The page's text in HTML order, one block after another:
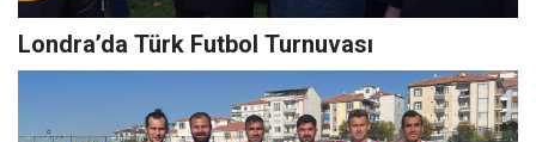
Londra’da Türk Futbol Turnuvası